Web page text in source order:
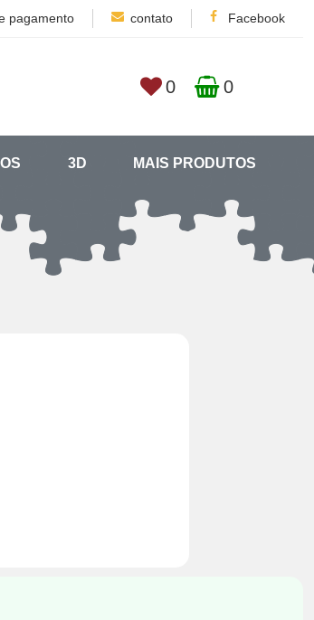
pagamento contato Facebook
0 0
3D MAIS PRODUTOS